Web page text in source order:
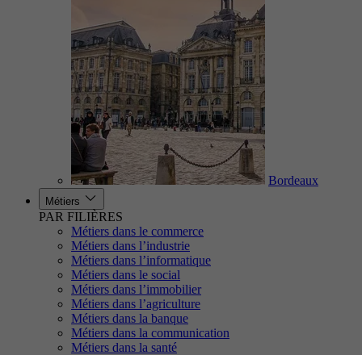
Bordeaux
Métiers
PAR FILIÈRES
Métiers dans le commerce
Métiers dans l’industrie
Métiers dans l’informatique
Métiers dans le social
Métiers dans l’immobilier
Métiers dans l’agriculture
Métiers dans la banque
Métiers dans la communication
Métiers dans la santé